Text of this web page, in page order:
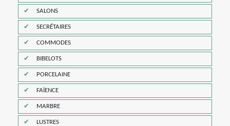
SALONS
SECRÉTAIRES
COMMODES
BIBELOTS
PORCELAINE
FAÏENCE
MARBRE
LUSTRES